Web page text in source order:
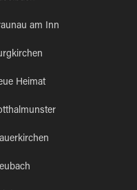
am Inn
Heimat